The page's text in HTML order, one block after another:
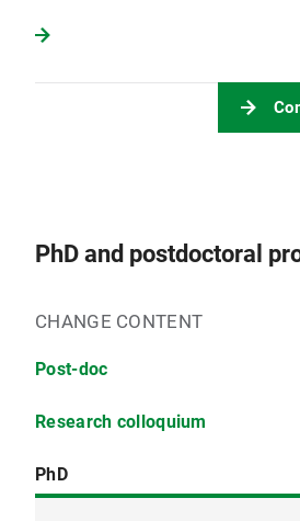
PhD and postdoctoral
CHANGE CONTENT
PhD
Post-doc
Research colloquium